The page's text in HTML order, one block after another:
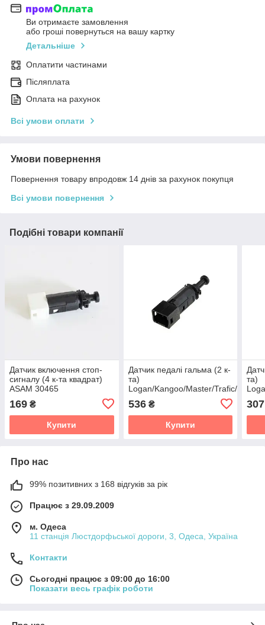
Ви отримаєте замовлення
або гроші повернуться на вашу картку
Детальніше
Оплатити частинами
Післяплата
Оплата на рахунок
Всі умови оплати
Умови повернення
Повернення товару впродовж 14 днів за рахунок покупця
Всі умови повернення
Подібні товари компанії
Датчик включення стоп-
сигналу (4 к-та квадрат)
ASAM 30465
Logan/Duster/Kangoo/Megane/Laguna/Trafic
169 ₴
Купити
Датчик педалі гальма (2 к-
та)
Logan/Kangoo/Master/Trafic/ClioII
536₴
Купити
та)
307
Про нас
99% позитивних з 168 відгуків за рік
Працює з 29.09.2009
м. Одеса
11 станція Люстдорфьської дороги, 3, Одеса, Україна
Контакти
Сьогодні працює з 09:00 до 16:00
Показати весь графік роботи